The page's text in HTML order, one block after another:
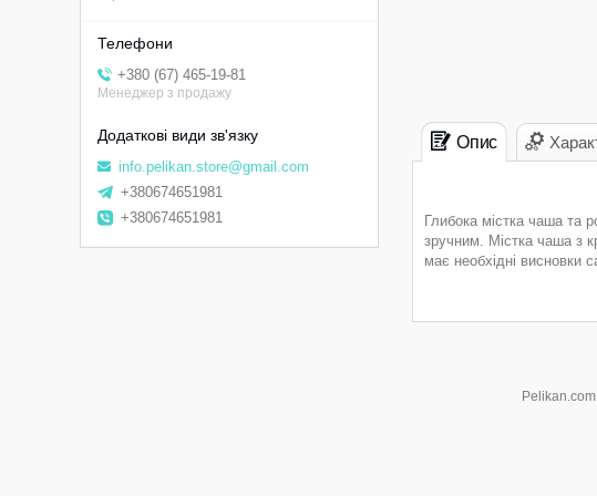
Опис
Глибока містка чаша та
зручним. Містка чаша з
має необхідні висновки
+380 (67) 465-19-81
Менеджер з продажу
info.pelikan.store@gmail.com
+380674651981
+380674651981